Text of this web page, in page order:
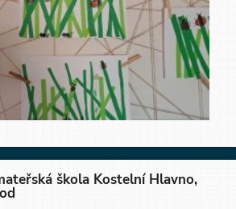
škola Kostelní Hlavno,